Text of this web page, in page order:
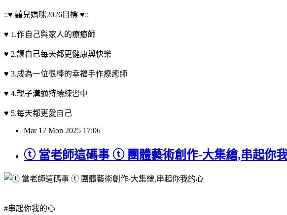
::♥ 囍兒媽咪2026目標 ♥::
♥ 1.作自己與家人的療癒師
♥ 2.讓自己每天都更健康與快樂
♥ 3.成為一位很棒的幸福手作療癒師
♥ 4.親子溝通持續練習中
♥ 5.每天都更愛自己
Mar 17 Mon 2025 17:06
ⓣ 當老師這碼事 ⓣ 團體藝術創作-大集繪,串起你
#串起你我的心